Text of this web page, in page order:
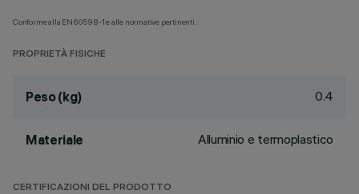
Conforme alla EN60598-1 e alle normative pertinenti.
PROPRIETÀ FISICHE
Peso (kg) 0.4
Materiale Alluminio e termoplastico
CERTIFICAZIONI DEL PRODOTTO